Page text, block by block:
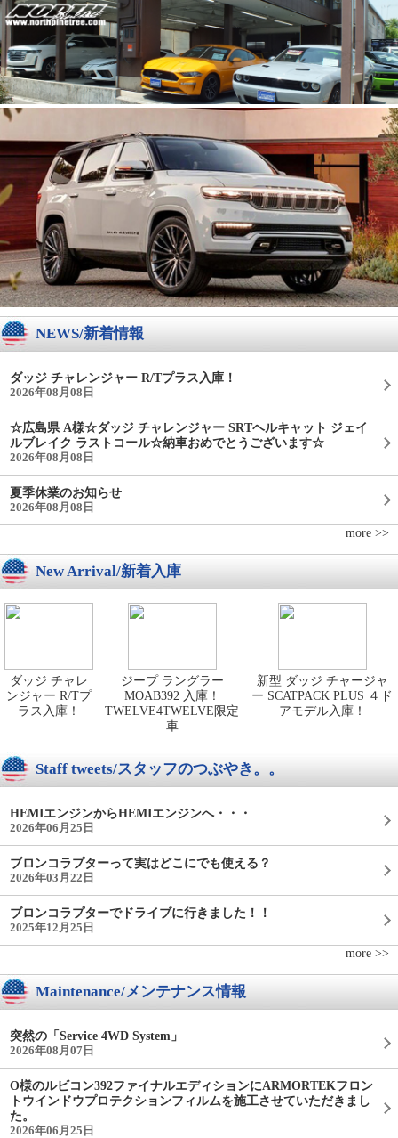
NEWS/新着情報
ダッジ チャレンジャー R/Tプラス入庫！
2026年08月08日
☆広島県 A様☆ダッジ チャレンジャー SRTヘルキャット ジェイ
ルブレイク ラストコール☆納車おめでとうございます☆
2026年08月08日
夏季休業のお知らせ
2026年08月08日
more >>
New Arrival/新着入庫
ダッジ チャレ
ンジャー R/Tプ
ラス入庫！
ジープ ラングラー
MOAB392 入庫！
TWELVE4TWELVE限定
車
新型 ダッジ チャージャ
ー SCATPACK PLUS ４ド
アモデル入庫！
Staff tweets/スタッフのつぶやき。。
HEMIエンジンからHEMIエンジンへ・・・
2026年06月25日
ブロンコラプターって実はどこにでも使える？
2026年03月22日
ブロンコラプターでドライブに行きました！！
2025年12月25日
more >>
Maintenance/メンテナンス情報
突然の「Service 4WD System」
2026年08月07日
O様のルビコン392ファイナルエディションにARMORTEKフロン
トウインドウプロテクションフィルムを施工させていただきまし
た。
2026年06月25日